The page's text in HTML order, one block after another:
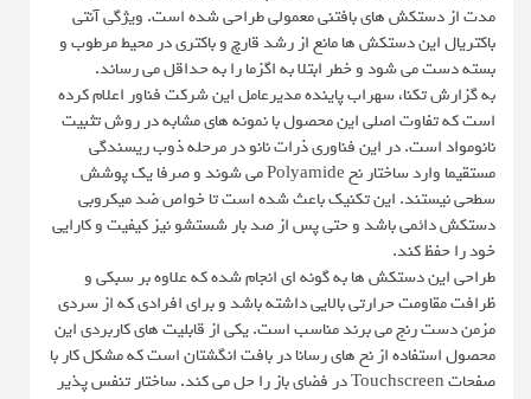
مدت از دستکش های بافتنی معمولی طراحی شده است. ویژگی آنتی
باکتریال این دستکش ها مانع از رشد قارچ و باکتری در محیط مرطوب و
بسته دست می شود و خطر ابتلا به اگزما را به حداقل می رساند.
به گزارش تکنا، سهراب پاینده مدیرعامل این شرکت فناور اعلام کرده
است که تفاوت اصلی این محصول با نمونه های مشابه در روش تثبیت
نانومواد است. در این فناوری ذرات نانو در مرحله ذوب ریسندگی
مستقیما وارد ساختار نخ Polyamide می شوند و صرفا یک پوشش
سطحی نیستند. این تکنیک باعث شده است تا خواص ضد میکروبی
دستکش دائمی باشد و حتی پس از صد بار شستشو نیز کیفیت و کارایی
خود را حفظ کند.
طراحی این دستکش ها به گونه ای انجام شده که علاوه بر سبکی و
ظرافت مقاومت حرارتی بالایی داشته باشد و برای افرادی که از سردی
مزمن دست رنج می برند مناسب است. یکی از قابلیت های کاربردی این
محصول استفاده از نخ های رسانا در بافت انگشتان است که مشکل کار با
صفحات Touchscreen در فضای باز را حل می کند. ساختار تنفس پذیر